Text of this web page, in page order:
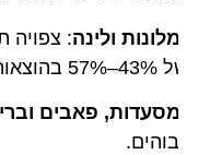
ולינה: צפויה
פאבים וברים